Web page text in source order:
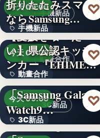
文字
手機新品
今天 09:00
手機新品
4.1
折りたたみスマホ
ならSamsung…
♡
動畫合作
今天 09:00
動畫合作
108
【愛媛を喰べた
い】県公認キッチ
ンカー『EHIMEみ
きゃん…
♡
3C新品
今天 09:00
3C新品
＜OPEN＞
「Samsung Galaxy
Watch9…
♡
＜Samsung＞